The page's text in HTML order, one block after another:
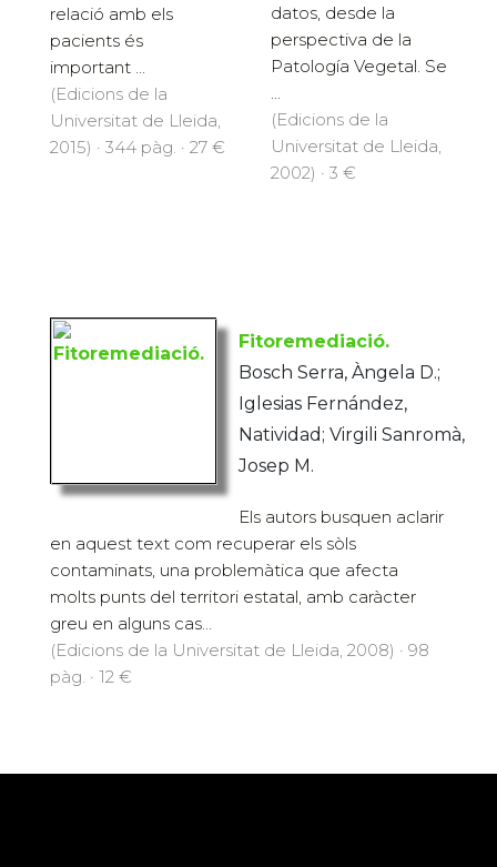
relació amb els
pacients és
important ...
(Edicions de la
Universitat de Lleida,
2015) · 344 pàg. · 27 €
datos, desde la
perspectiva de la
Patología Vegetal. Se
(Edicions de la
Universitat de Lleida,
2002) · 3 €
Fitoremediació.
Bosch Serra, Àngela D.;
Iglesias Fernández,
Natividad; Virgili Sanromà,
Josep M.
Els autors busquen aclarir
en aquest text com recuperar els sòls
contaminats, una problemàtica que afecta
molts punts del territori estatal, amb caràcter
greu en alguns cas...
(Edicions de la Universitat de Lleida, 2008) · 98
pàg. · 12 €